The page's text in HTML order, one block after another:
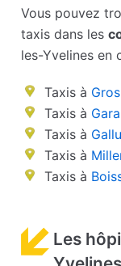
Vous pouvez
taxis dans les
les-Yvelines en
Taxis à
Taxis à
Taxis à
Taxis à
Taxis à
Les